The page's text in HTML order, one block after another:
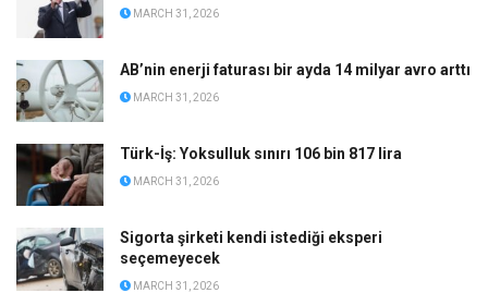
MARCH 31, 2026
AB’nin enerji faturası bir ayda 14 milyar avro arttı
MARCH 31, 2026
Türk-İş: Yoksulluk sınırı 106 bin 817 lira
MARCH 31, 2026
Sigorta şirketi kendi istediği eksperi
seçemeyecek
MARCH 31, 2026